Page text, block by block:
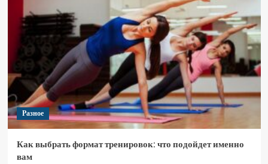
Разное
Как выбрать формат тренировок: что подойдет именно
вам